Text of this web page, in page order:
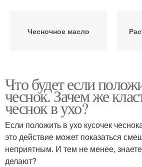
Чесночное масло
Что будет если
чеснок. Зачем же
чеснок в ухо?
Если положить в ухо кусочек
это действие может показаться
неприятным. И тем не менее,
делают?